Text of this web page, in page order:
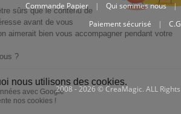
Commande Papier | Qui sommes nous |
Paiement sécurisé
|
2008 - 2026 © CreaMagic. ALL